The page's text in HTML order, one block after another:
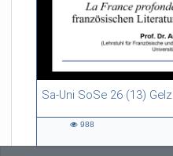
Sa-Uni SoSe 26 (13) Gelz
55:13 duration
988